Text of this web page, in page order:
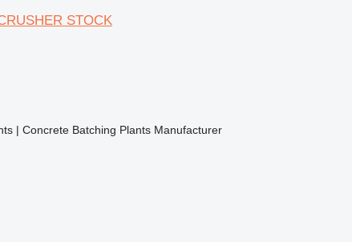
STOCK
| Concrete Batching Plants Manufacturer